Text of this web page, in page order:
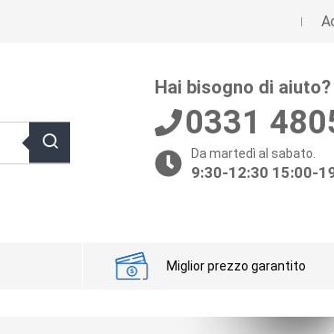
Hai bisogno di aiuto?
0331
Da martedì al sabato.
9:30-12:30 15:00-
Miglior prezzo garantito